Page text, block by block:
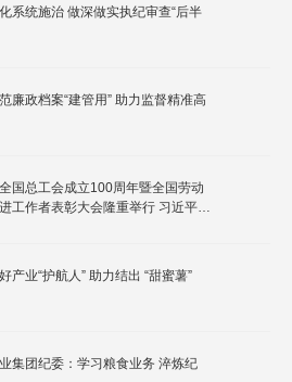
系统施治 做深做实执纪审查“后半
廉政档案“建管用” 助力监督精准高
国总工会成立100周年暨全国劳动
工作者表彰大会隆重举行 习近平发
产业“护航人” 助力结出 “甜蜜薯”
集团纪委：学习粮食业务 淬炼纪